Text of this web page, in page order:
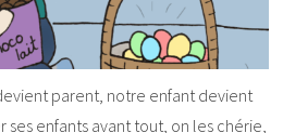
parent, notre enfant devient
ses enfants avant tout, on les chérie,